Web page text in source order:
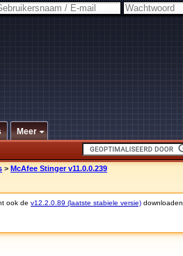
Meer
> McAfee Stinger v11.0.0.239
ook de v12.2.0.89 (laatste stabiele versie) downloaden.